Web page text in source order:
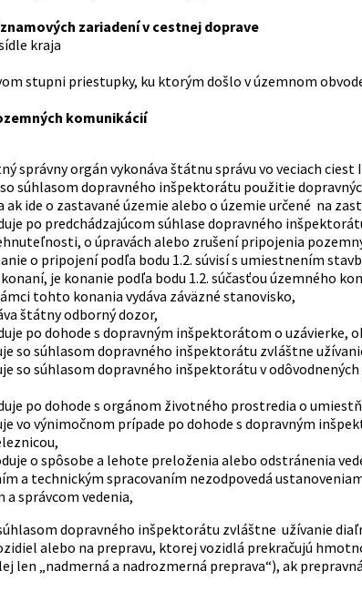
zariadení v cestnej doprave
kraja
stupni priestupky, ku ktorým došlo v územnom
komunikácií
správny orgán vykonáva štátnu správu vo veciach ciest
súhlasom dopravného inšpektorátu použitie
ak ide o zastavané územie alebo o územie určené na
po predchádzajúcom súhlase dopravného
o úpravách alebo zrušení pripojenia
o pripojení podľa bodu 1.2. súvisí s umiestnením
je konanie podľa bodu 1.2. súčasťou územného
tohto konania vydáva záväzné stanovisko,
štátny odborný dozor,
po dohode s dopravným inšpektorátom o uzávierke,
so súhlasom dopravného inšpektorátu zvláštne
so súhlasom dopravného inšpektorátu v
po dohode s orgánom životného prostredia o
vo výnimočnom prípade po dohode s dopravným
o spôsobe a lehote preloženia alebo odstránenia
a technickým spracovaním nezodpovedá
správcom vedenia,
dopravného inšpektorátu zvláštne užívanie
alebo na prepravu, ktorej vozidlá prekračujú
len „nadmerná a nadrozmerná preprava“), ak